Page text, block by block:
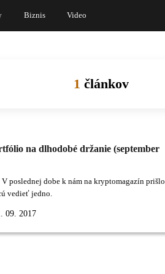
Biznis Video
1 článkov
na dlhodobé držanie (september
09. 2017
poslednej dobe k nám na kryptomagazín prišlo
vedieť jedno.